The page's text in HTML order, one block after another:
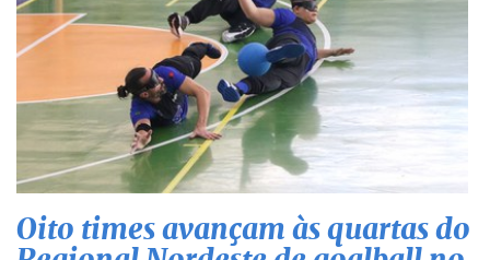
Oito times avançam às quartas do